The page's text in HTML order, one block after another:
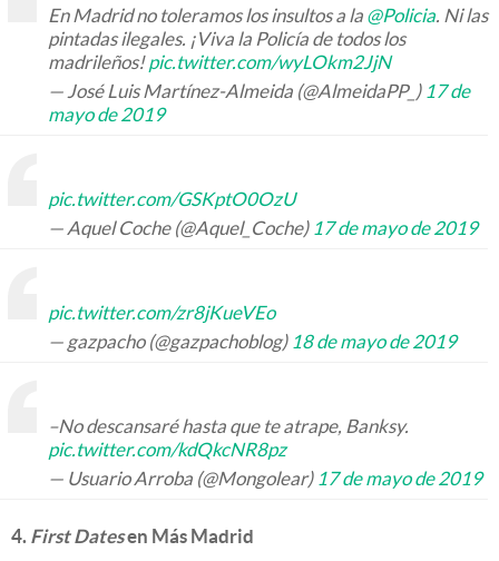
En Madrid no toleramos los insultos a la @Policia. Ni las
pintadas ilegales. ¡Viva la Policía de todos los
madrileños!pic.twitter.com/wyLOkm2JjN
— José Luis Martínez-Almeida (@AlmeidaPP_) 17 de
mayo de 2019
pic.twitter.com/GSKptO0OzU
— Aquel Coche (@Aquel_Coche) 17 de mayo de 2019
pic.twitter.com/zr8jKueVEo
— gazpacho (@gazpachoblog) 18 de mayo de 2019
–No descansaré hasta que te atrape, Banksy.
pic.twitter.com/kdQkcNR8pz
— Usuario Arroba (@Mongolear) 17 de mayo de 2019
4. First Datesen Más Madrid